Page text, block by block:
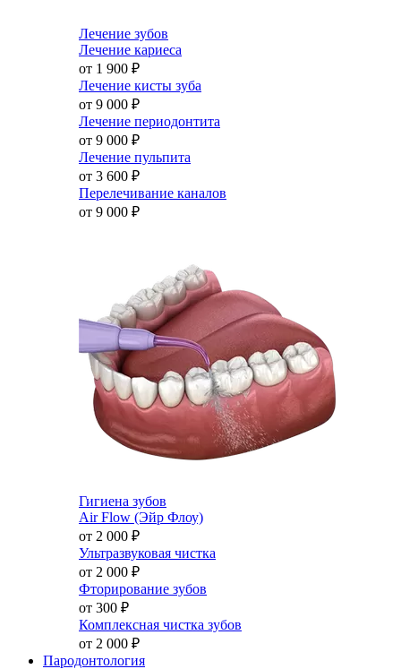
Лечение зубов
Лечение кариеса
от 1 900 ₽
Лечение кисты зуба
от 9 000 ₽
Лечение периодонтита
от 9 000 ₽
Лечение пульпита
от 3 600 ₽
Перелечивание каналов
от 9 000 ₽
Гигиена зубов
Air Flow (Эйр Флоу)
от 2 000 ₽
Ультразвуковая чистка
от 2 000 ₽
Фторирование зубов
от 300 ₽
Комплексная чистка зубов
от 2 000 ₽
Пародонтология